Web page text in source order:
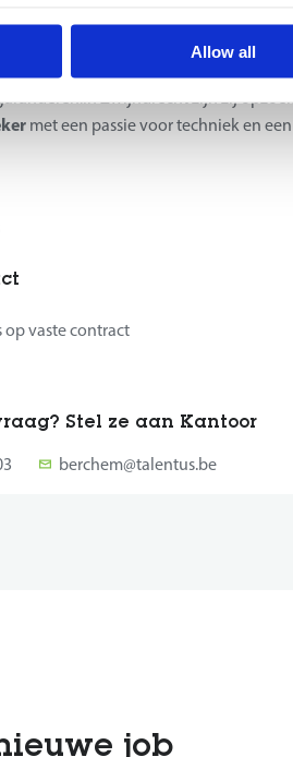
Allow all
zij werkzaam zijn, zijn in piping-
het toeval over en gaan
Zwijndrecht zijn zij
met een passie voor techniek en
op vaste contract
Stel ze aan Kantoor
berchem@talentus.be
job